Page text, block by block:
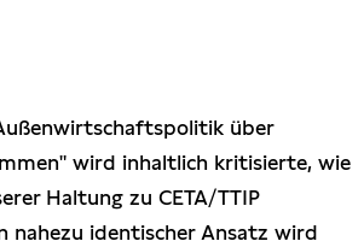
über
wird inhaltlich kritisierte, wie
Haltung zu CETA/TTIP
nahezu identischer Ansatz wird